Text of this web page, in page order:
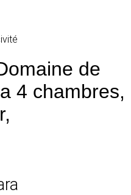
de
4 chambres,